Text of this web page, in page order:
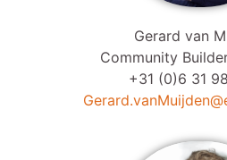
Gerard van
Community
+31 (0)6 31